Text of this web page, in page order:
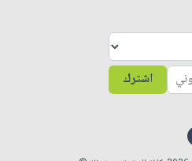
اشترك